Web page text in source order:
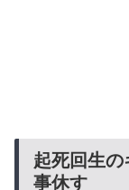
起死回生
事休す